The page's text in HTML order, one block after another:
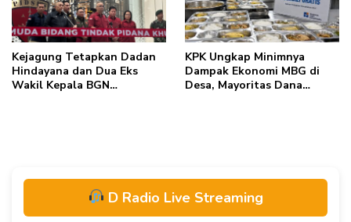
Kejagung Tetapkan Dadan
Hindayana dan Dua Eks
Wakil Kepala BGN
KPK Ungkap Minimnya
Dampak Ekonomi MBG di
Desa, Mayoritas Dana
D Radio Live Streaming